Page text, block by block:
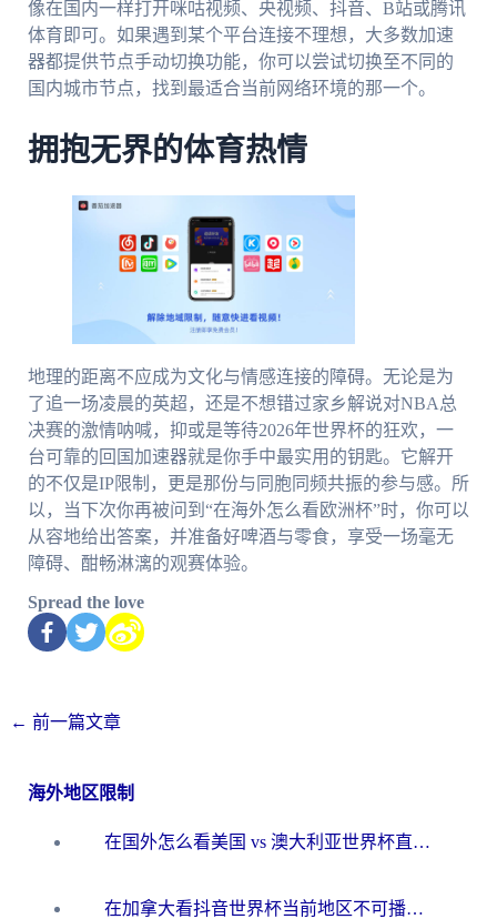
像在国内一样打开咪咕视频、央视频、抖音、B站或腾讯
体育即可。如果遇到某个平台连接不理想，大多数加速
器都提供节点手动切换功能，你可以尝试切换至不同的
国内城市节点，找到最适合当前网络环境的那一个。
拥抱无界的体育热情
地理的距离不应成为文化与情感连接的障碍。无论是为
了追一场凌晨的英超，还是不想错过家乡解说对NBA总
决赛的激情呐喊，抑或是等待2026年世界杯的狂欢，一
台可靠的回国加速器就是你手中最实用的钥匙。它解开
的不仅是IP限制，更是那份与同胞同频共振的参与感。所
以，当下次你再被问到“在海外怎么看欧洲杯”时，你可以
从容地给出答案，并准备好啤酒与零食，享受一场毫无
障碍、酣畅淋漓的观赛体验。
Spread the love
← 前一篇文章
海外地区限制
在国外怎么看美国 vs 澳大利亚世界杯直播？海外党必藏的中文解说观赛指南
在加拿大看抖音世界杯当前地区不可播放？海外党体育观赛终极指南